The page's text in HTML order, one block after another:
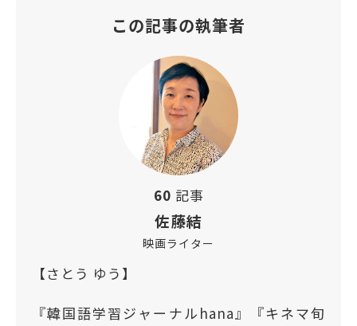
この記事の執筆者
60 記事
佐藤結
映画ライター
【さとう ゆう】
『韓国語学習ジャーナルhana』『キネマ旬